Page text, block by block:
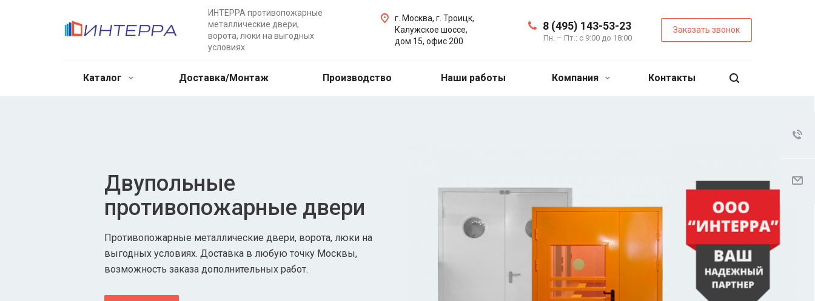
ИНТЕРРА противопожарные
металлические двери,
ворота, люки на выгодных
условиях
8 (495) 143-53-23
Пн. – Пт.: с 9:00 до 18:00
Заказать звонок
г. Москва, г. Троицк,
Калужское шоссе,
дом 15, офис 200
Каталог Доставка/Монтаж Производство Наши работы Компания Контакты
Двупольные
противопожарные двери
Противопожарные металлические двери, ворота, люки на
выгодных условиях. Доставка в любую точку Москвы,
возможность заказа дополнительных работ.